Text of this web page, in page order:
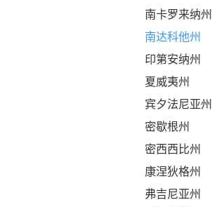
南卡罗来纳州
南达科他州
印第安纳州
夏威夷州
宾夕法尼亚州
密歇根州
密西西比州
康涅狄格州
弗吉尼亚州